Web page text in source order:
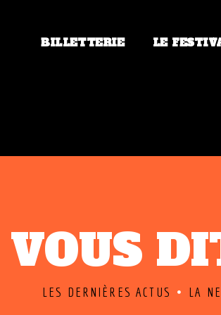
BILLETTERIE LE
LES DERNIÈRES ACTUS LA